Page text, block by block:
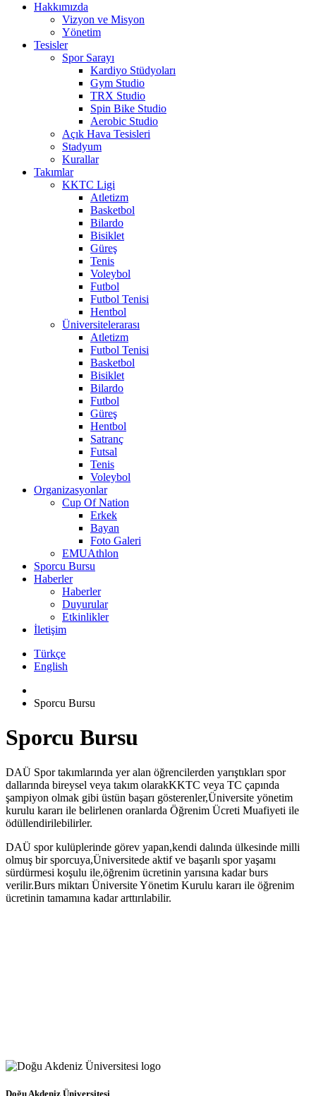
Hakkımızda
Vizyon ve Misyon
Yönetim
Tesisler
Spor Sarayı
Kardiyo Stüdyoları
Gym Studio
TRX Studio
Spin Bike Studio
Aerobic Studio
Açık Hava Tesisleri
Stadyum
Kurallar
Takımlar
KKTC Ligi
Atletizm
Basketbol
Bilardo
Bisiklet
Güreş
Tenis
Voleybol
Futbol
Futbol Tenisi
Hentbol
Üniversitelerarası
Atletizm
Futbol Tenisi
Basketbol
Bisiklet
Bilardo
Futbol
Güreş
Hentbol
Satranç
Futsal
Tenis
Voleybol
Organizasyonlar
Cup Of Nation
Erkek
Bayan
Foto Galeri
EMUAthlon
Sporcu Bursu
Haberler
Haberler
Duyurular
Etkinlikler
İletişim
Türkçe
English
Sporcu Bursu
Sporcu Bursu
​​​​DAÜ Spor takımlarında yer alan öğrencilerden yarıştıkları spor
dallarında bireysel veya takım olarakKKTC veya TC çapında
şampiyon olmak gibi üstün başarı göst​​erenler,Üniversite yönetim
kurulu kararı ile belirlenen oranlarda Öğrenim Ücreti Muafiyeti ile
ödüllendirilebilirler.
DAÜ spor kulüplerinde görev yapan,kendi dalında ülkesinde milli
olmuş bir sporcuya,Üniversitede aktif ve başarılı spor yaşamı
sürdürmesi koşu​lu ile,öğrenim ücretinin yarısına kadar burs
verilir.Burs miktarı Üniversite Yönetim Kurulu kararı ile öğrenim
ücretinin tamamına kadar arttırılabilir.​
Doğu Akdeniz Üniversitesi